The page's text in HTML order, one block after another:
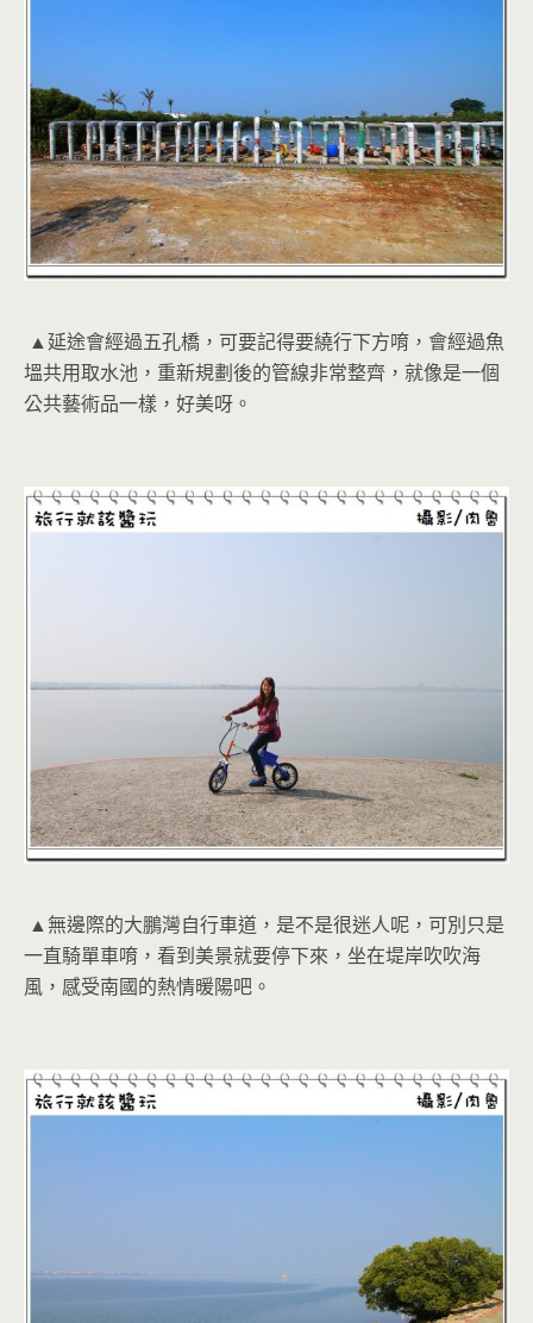
▲延途會經過五孔橋，可要記得要繞行下方唷，會經過魚
塭共用取水池，重新規劃後的管線非常整齊，就像是一個
公共藝術品一樣，好美呀。
▲無邊際的大鵬灣自行車道，是不是很迷人呢，可別只是
一直騎單車唷，看到美景就要停下來，坐在堤岸吹吹海
風，感受南國的熱情暖陽吧。